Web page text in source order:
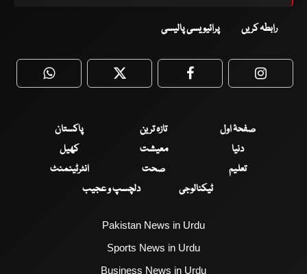
رابطہ کریں پرائیویسی پالیسی
WhatsApp Twitter Facebook
صفحۂ اول تازہ ترین
پاکستان
دنیا
معیشت
کھیل
تعلیم
صحت
انٹرٹینمنٹ
ٹیکنالوجی
دلچسپ و عجیب
Pakistan News in Urdu
Sports News in Urdu
Business News in Urdu